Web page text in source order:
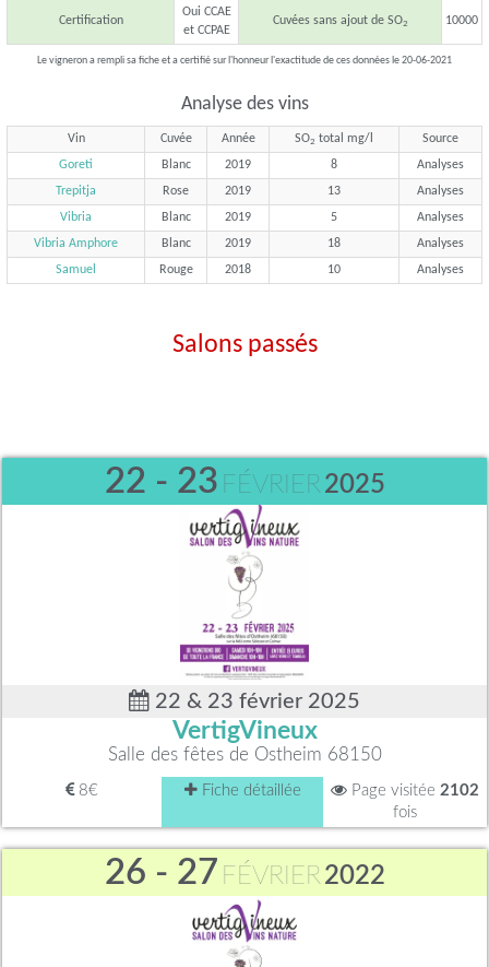
Certification
Oui CCAE
et CCPAE
Cuvées sans ajout de SO2 10000
Le vigneron a rempli sa fiche et a certifié sur l'honneur l'exactitude de ces données le 20-06-2021
Analyse des vins
Vin Cuvée Année SO2 total mg/l
Source
Goreti
Blanc 2019 8
Analyses
Trepitja
Rose 2019 13
Analyses
Vibria
Blanc 2019 5
Analyses
Vibria Amphore
Blanc 2019 18
Analyses
Samuel
Rouge 2018 10 Analyses
Salons passés
22 - 23 FÉVRIER 2025
22 & 23 février 2025
VertigVineux
Salle des fêtes de Ostheim 68150
8€ Fiche détaillée Page visitée 2102
fois
26 - 27 FÉVRIER 2022